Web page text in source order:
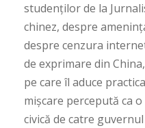
studenților de la
chinez, despre
despre cenzura
de exprimare din
pe care îl aduce
mișcare percepută ca
civică de catre